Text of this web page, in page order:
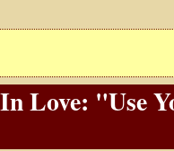
Love: "Use